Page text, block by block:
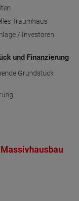
Traumhaus
/ Investoren
und Finanzierung
Grundstück